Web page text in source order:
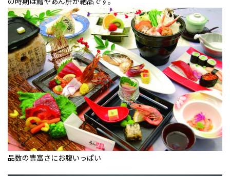
品数の豊富さにお腹いっぱい